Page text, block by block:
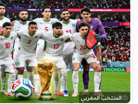
المنتخب المغربي